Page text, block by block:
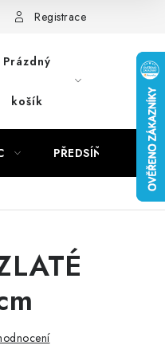
Registrace
Prázdný
košík
PŘEDSÍŇ